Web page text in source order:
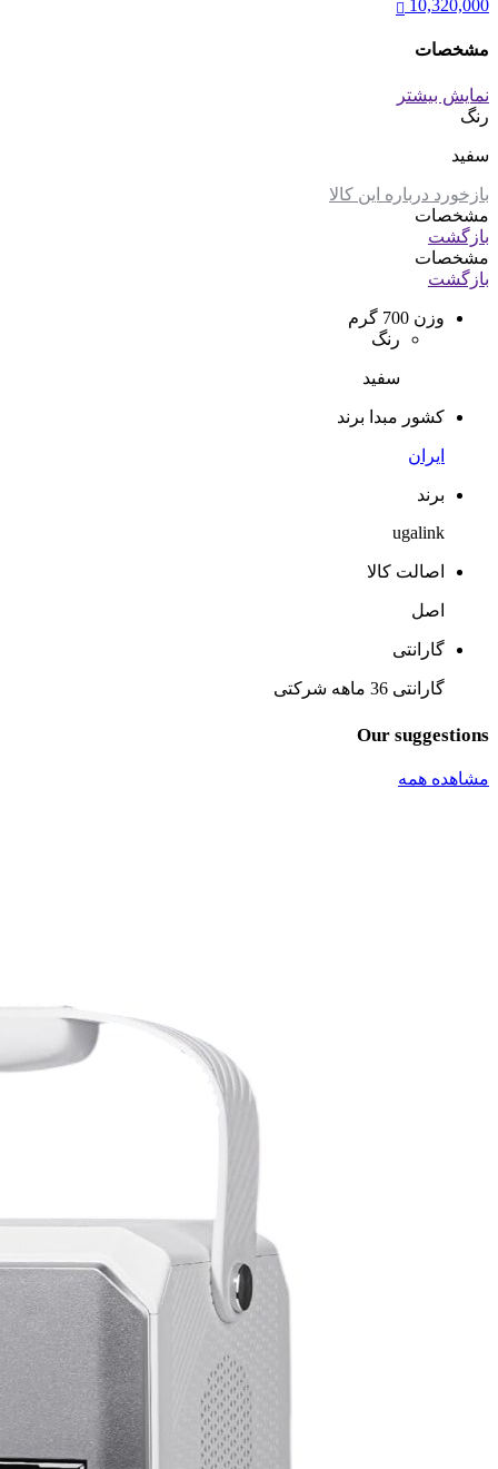
10,320,000
مشخصات
نمایش بیشتر
رنگ
سفید
بازخورد درباره این کالا
مشخصات
بازگشت
مشخصات
بازگشت
وزن 700 گرم
رنگ
سفید
کشور مبدا برند
ایران
برند
ugalink
اصالت کالا
اصل
گارانتی
گارانتی 36 ماهه شرکتی
Our suggestions
مشاهده همه